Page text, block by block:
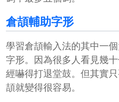
倉頡輔助字形
學習倉頡輸入法的其中一
字形。因為很多人看見幾
經嚇得打退堂鼓。但其實
頡就變得很容易。